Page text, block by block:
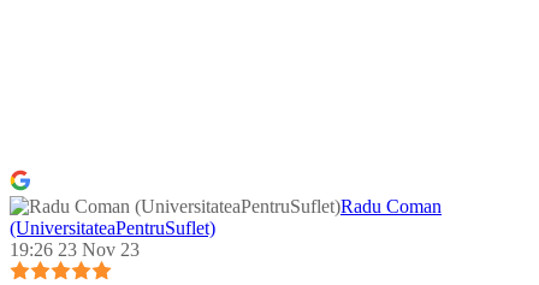
Radu Coman
(UniversitateaPentruSuflet)
19:26 23 Nov 23